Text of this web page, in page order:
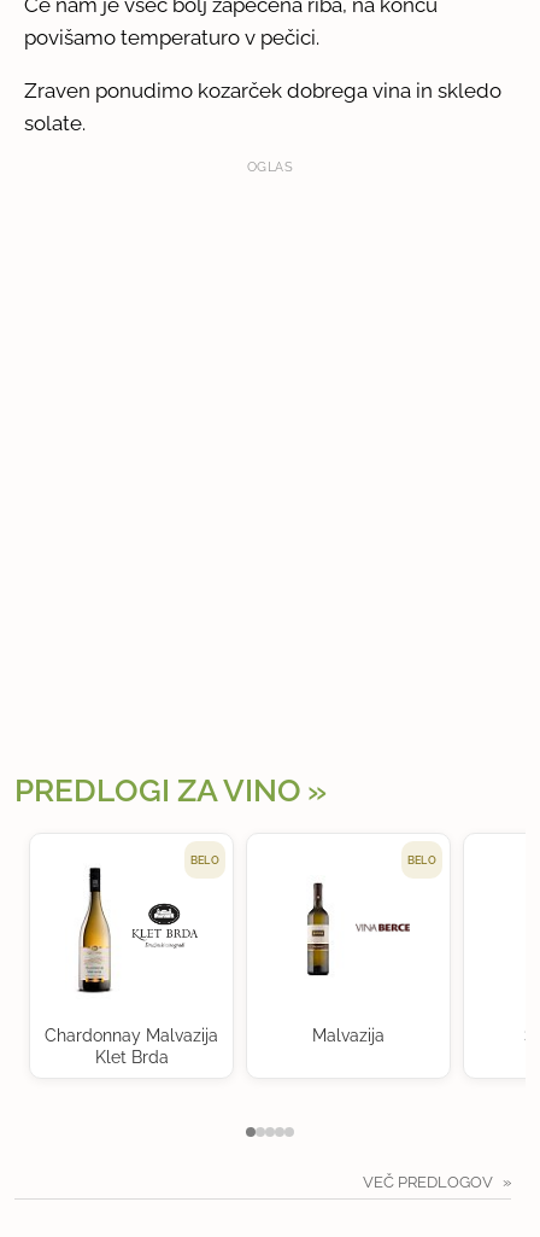
povišamo temperaturo v pečici.
Zraven ponudimo kozarček dobrega vina in skledo
solate.
OGLAS
PREDLOGI ZA VINO
BELO
Chardonnay Malvazija
Klet Brda
BELO
Malvazija
VEČ PREDLOGOV